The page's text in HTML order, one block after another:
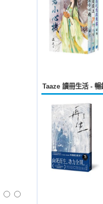
Taaze 讀冊生活 - 暢